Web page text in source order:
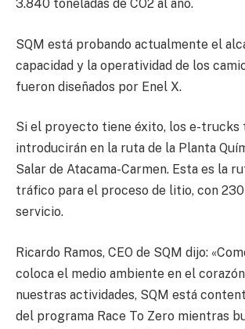
3.840 toneladas de CO2 al año.
SQM está probando actualmente el
capacidad y la operatividad de los
fueron diseñados por Enel X.
Si el proyecto tiene éxito, los e-trucks
introducirán en la ruta de la Planta
Salar de Atacama-Carmen. Esta es la
tráfico para el proceso de litio, con
servicio.
Ricardo Ramos, CEO de SQM dijo:
coloca el medio ambiente en el
nuestras actividades, SQM está
del programa Race To Zero mientras